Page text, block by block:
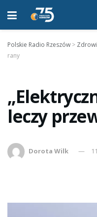
Polskie Radio Rzeszów >
rany
leczy
Dorota Wilk